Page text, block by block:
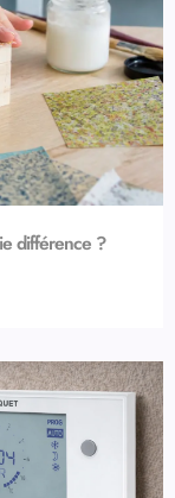
différence ?